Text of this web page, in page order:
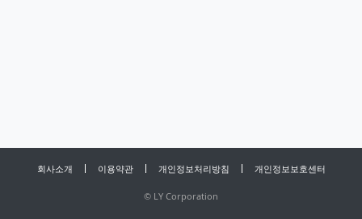
회사소개 이용약관 개인정보처리방침 개인정보보호센터
© LY Corporation